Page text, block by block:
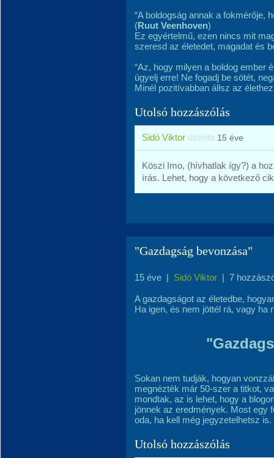
“A boldogság annak a fokmérője,
(Ruut Veenhoven)
Ez egyértelmű, ezen nincs mit
szeresd az életedet, magadat és
“Az, hogy milyen a boldog ember
ügyelj erre! Ne fogadj be sötét,
Minél pozitívabban állsz az
Utolsó hozzászólás
Sidó Viktor üzente 15 éve
Köszi Imo, (hívhatlak így?) a
írás. Lehet, hogy a következő
"Gazdagság bevonzása"
15 éve | Sidó Viktor | 7
A gazdagságot az életedbe,
Ha igen, és nem jöttél rá, vagy
Sokan nem tudják, hogyan
megnézték már 50-szer a titkot,
mondtak, az is lehet, hogy a
jönnek az eredmények. Most egy
oda, ha kell még jegyzetelhetsz is.
Utolsó hozzászólás